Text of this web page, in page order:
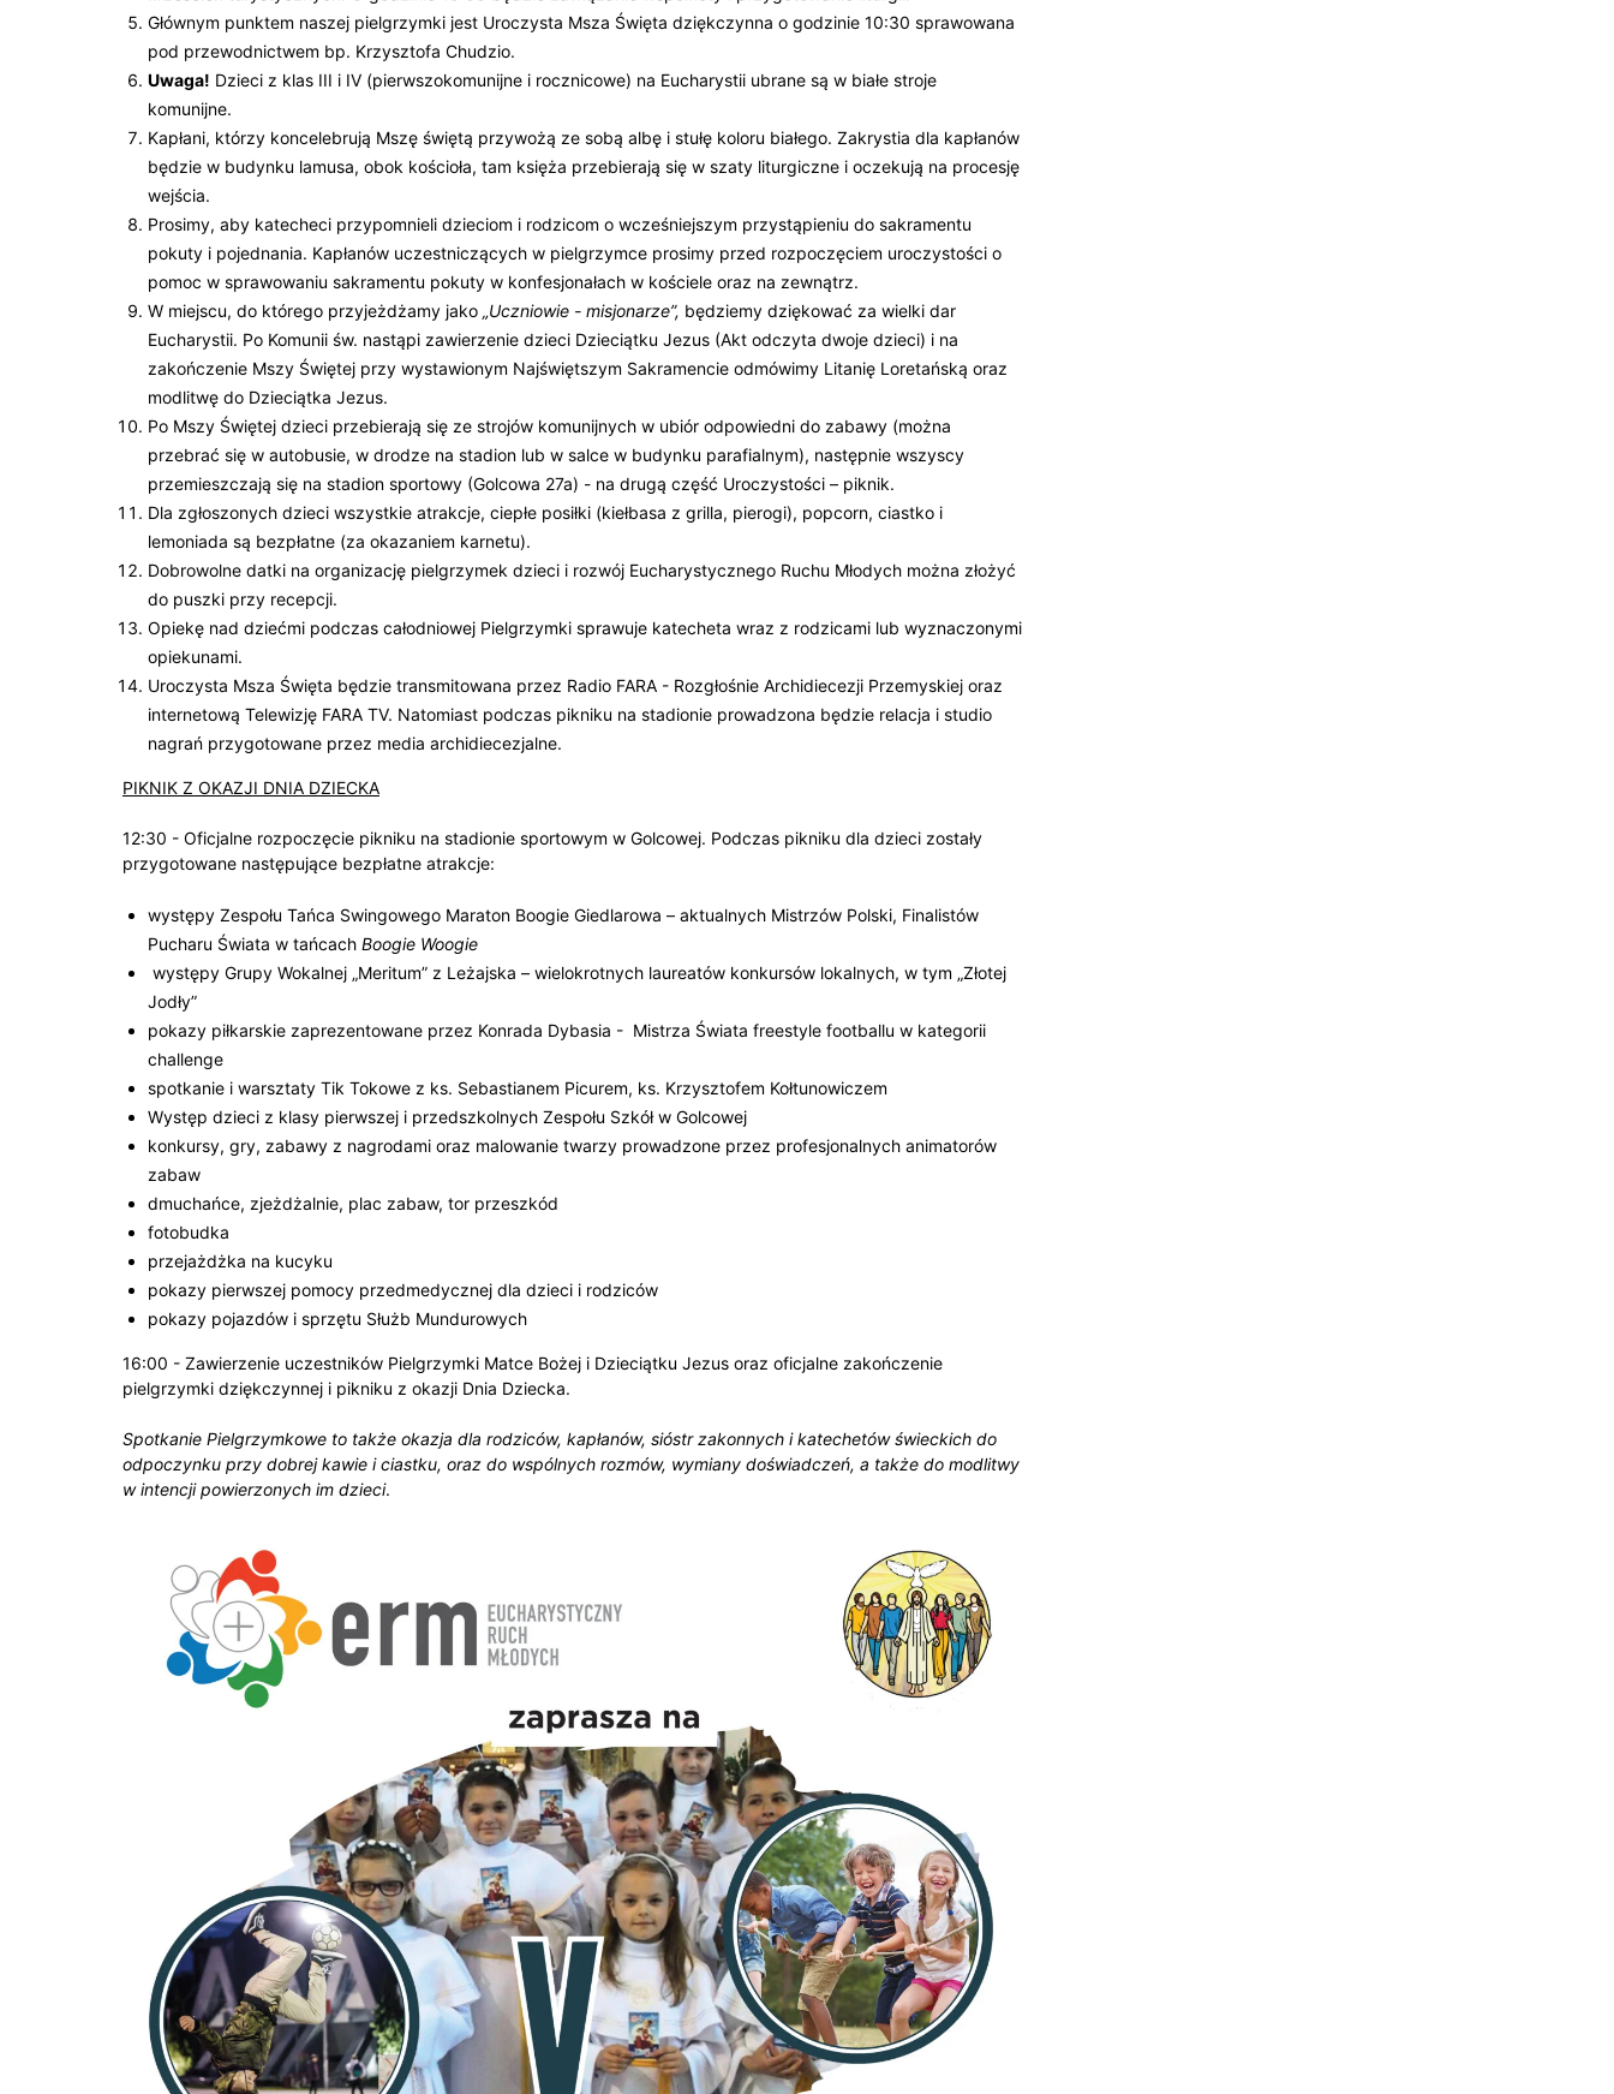
Głównym punktem naszej pielgrzymki jest Uroczysta Msza Święta dziękczynna o godzinie 10:30 sprawowana
pod przewodnictwem bp. Krzysztofa Chudzio.
Uwaga! Dzieci z klas III i IV (pierwszokomunijne i rocznicowe) na Eucharystii ubrane są w białe stroje
komunijne.
Kapłani, którzy koncelebrują Mszę świętą przywożą ze sobą albę i stułę koloru białego. Zakrystia dla kapłanów
będzie w budynku lamusa, obok kościoła, tam księża przebierają się w szaty liturgiczne i oczekują na procesję
wejścia.
Prosimy, aby katecheci przypomnieli dzieciom i rodzicom o wcześniejszym przystąpieniu do sakramentu
pokuty i pojednania. Kapłanów uczestniczących w pielgrzymce prosimy przed rozpoczęciem uroczystości o
pomoc w sprawowaniu sakramentu pokuty w konfesjonałach w kościele oraz na zewnątrz.
W miejscu, do którego przyjeżdżamy jako „Uczniowie - misjonarze”, będziemy dziękować za wielki dar
Eucharystii. Po Komunii św. nastąpi zawierzenie dzieci Dzieciątku Jezus (Akt odczyta dwoje dzieci) i na
zakończenie Mszy Świętej przy wystawionym Najświętszym Sakramencie odmówimy Litanię Loretańską oraz
modlitwę do Dzieciątka Jezus.
Po Mszy Świętej dzieci przebierają się ze strojów komunijnych w ubiór odpowiedni do zabawy (można
przebrać się w autobusie, w drodze na stadion lub w salce w budynku parafialnym), następnie wszyscy
przemieszczają się na stadion sportowy (Golcowa 27a) - na drugą część Uroczystości – piknik.
Dla zgłoszonych dzieci wszystkie atrakcje, ciepłe posiłki (kiełbasa z grilla, pierogi), popcorn, ciastko i
lemoniada są bezpłatne (za okazaniem karnetu).
Dobrowolne datki na organizację pielgrzymek dzieci i rozwój Eucharystycznego Ruchu Młodych można złożyć
do puszki przy recepcji.
Opiekę nad dziećmi podczas całodniowej Pielgrzymki sprawuje katecheta wraz z rodzicami lub wyznaczonymi
opiekunami.
Uroczysta Msza Święta będzie transmitowana przez Radio FARA - Rozgłośnie Archidiecezji Przemyskiej oraz
internetową Telewizję FARA TV. Natomiast podczas pikniku na stadionie prowadzona będzie relacja i studio
nagrań przygotowane przez media archidiecezjalne.
PIKNIK Z OKAZJI DNIA DZIECKA
12:30 - Oficjalne rozpoczęcie pikniku na stadionie sportowym w Golcowej. Podczas pikniku dla dzieci zostały
przygotowane następujące bezpłatne atrakcje:
występy Zespołu Tańca Swingowego Maraton Boogie Giedlarowa – aktualnych Mistrzów Polski, Finalistów
Pucharu Świata w tańcach Boogie Woogie
występy Grupy Wokalnej „Meritum” z Leżajska – wielokrotnych laureatów konkursów lokalnych, w tym „Złotej
Jodły”
pokazy piłkarskie zaprezentowane przez Konrada Dybasia - Mistrza Świata freestyle footballu w kategorii
challenge
spotkanie i warsztaty Tik Tokowe z ks. Sebastianem Picurem, ks. Krzysztofem Kołtunowiczem
Występ dzieci z klasy pierwszej i przedszkolnych Zespołu Szkół w Golcowej
konkursy, gry, zabawy z nagrodami oraz malowanie twarzy prowadzone przez profesjonalnych animatorów
zabaw
dmuchańce, zjeżdżalnie, plac zabaw, tor przeszkód
fotobudka
przejażdżka na kucyku
pokazy pierwszej pomocy przedmedycznej dla dzieci i rodziców
pokazy pojazdów i sprzętu Służb Mundurowych
16:00 - Zawierzenie uczestników Pielgrzymki Matce Bożej i Dzieciątku Jezus oraz oficjalne zakończenie
pielgrzymki dziękczynnej i pikniku z okazji Dnia Dziecka.
Spotkanie Pielgrzymkowe to także okazja dla rodziców, kapłanów, sióstr zakonnych i katechetów świeckich do
odpoczynku przy dobrej kawie i ciastku, oraz do wspólnych rozmów, wymiany doświadczeń, a także do modlitwy
w intencji powierzonych im dzieci.